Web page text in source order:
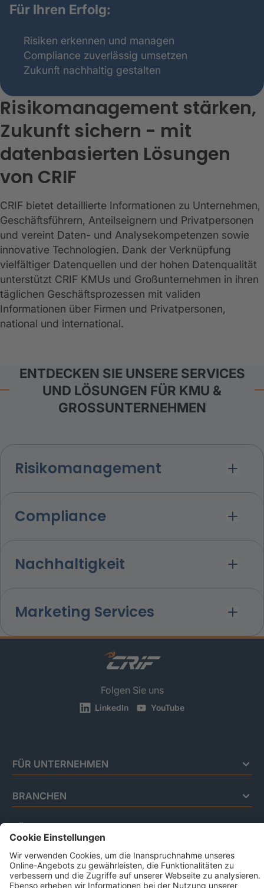
Für Ihren Erfolg:
Risiken erkennen und managen
Compliance zuverlässig umsetzen
Zukunft nachhaltig gestalten
Risikomanagement stärken,
Zukunft sichern - mit
datenbasierten Lösungen
von CRIF
CRIF bietet detaillierte Informationen zu Unternehmen,
Geschäftsführern, Anteilseignern und Privatpersonen
und vereint Daten- und Analysekompetenzen sowie
innovative Technologien. Dank der Verknüpfung
vielfältiger Datenquellen und der hohen Datenqualität
unterstützt CRIF KMUs und Großunternehmen in ihren
täglichen Geschäftsprozessen mit validen
Informationen über Firmen und Privatpersonen,
national und international.
ENTDECKEN SIE UNSERE SERVICES
UND LÖSUNGEN FÜR KMU &
GROSSUNTERNEHMEN
Risikomanagement
Compliance
Nachhaltigkeit
Marketing Services
Folgen Sie uns
LinkedIn YouTube
FÜR UNTERNEHMEN
BRANCHEN
Impressum
Datenschutz